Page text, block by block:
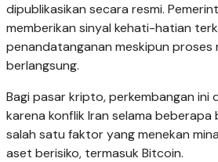
dipublikasikan secara resmi.
memberikan sinyal kehati-hatian
penandatanganan meskipun proses
berlangsung.
Bagi pasar kripto, perkembangan ini
karena konflik Iran selama beberapa
salah satu faktor yang menekan
aset berisiko, termasuk Bitcoin.